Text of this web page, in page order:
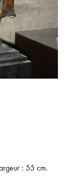
: 55 cm.